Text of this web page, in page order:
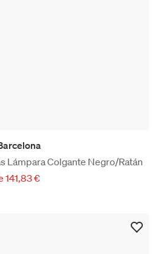
Lámpara Colgante Negro/Ratán
141,83 €